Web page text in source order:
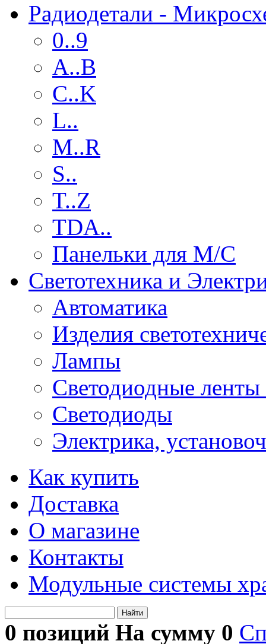
Радиодетали -
0..9
A..B
C..K
L..
M..R
S..
T..Z
TDA..
Панельки для М/С
Светотехника и
Автоматика
Изделия
Лампы
Светодиодные
Светодиоды
Электрика,
Как купить
Доставка
О магазине
Контакты
Модульные системы
Найти
0 позиций На сумму 0